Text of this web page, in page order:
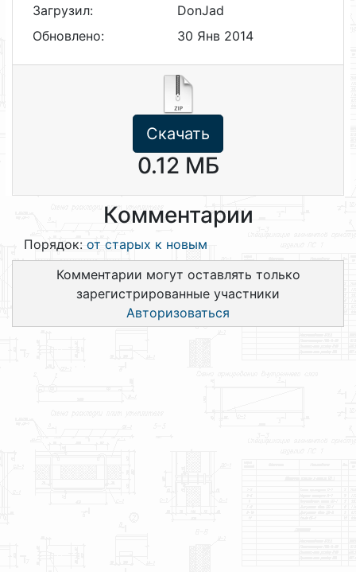
Загрузил:
DonJad
Обновлено:
30 Янв 2014
Скачать
0.12 МБ
Комментарии
Порядок: от старых к новым
Комментарии могут оставлять только
зарегистрированные участники
Авторизоваться